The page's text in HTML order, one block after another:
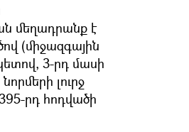
մեղադրանք է
(միջազգային
3-րդ մասի
լուրջ
րդ հոդվածի